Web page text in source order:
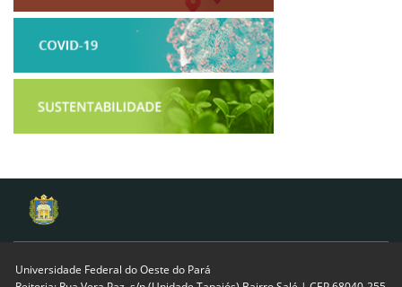
Universidade Federal do Oeste do Pará